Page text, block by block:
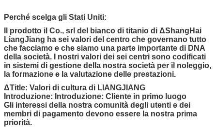
Perché scelga gli Stati Uniti:
Il prodotto il Co., srl del bianco di titanio di ΔShangHai
LiangJiang ha sei valori del centro che governano tutto
che facciamo e che siamo una parte importante di DNA
della società. I nostri valori dei sei centri sono codificati
in sistemi di gestione della nostra società per il noleggio,
la formazione e la valutazione delle prestazioni.
ΔTitle: Valori di cultura di LIANGJIANG
Introduzione: Introduzione: Cliente in primo luogo
Gli interessi della nostra comunità degli utenti e dei
membri di pagamento devono essere la nostra prima
priorità.